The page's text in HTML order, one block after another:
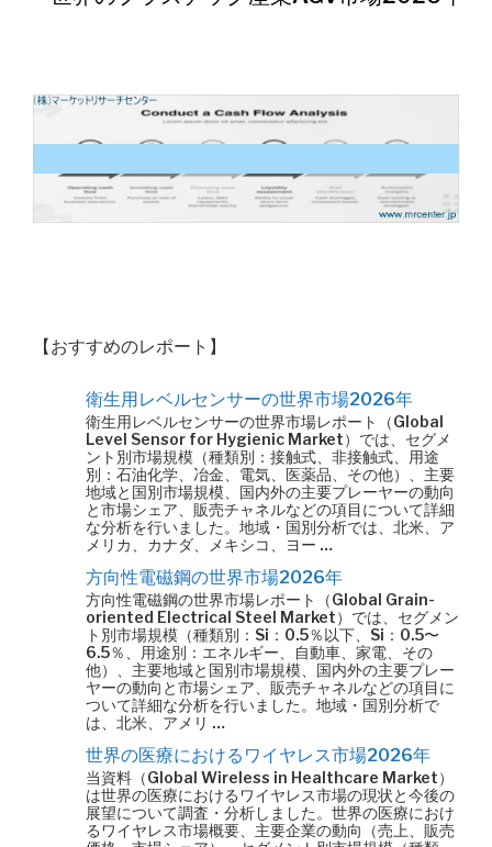
【おすすめのレポート】
衛生用レベルセンサーの世界市場2026年
衛生用レベルセンサーの世界市場レポート（Global
Level Sensor for Hygienic Market）では、セグメ
ント別市場規模（種類別：接触式、非接触式、用途
別：石油化学、冶金、電気、医薬品、その他）、主要
地域と国別市場規模、国内外の主要プレーヤーの動向
と市場シェア、販売チャネルなどの項目について詳細
な分析を行いました。地域・国別分析では、北米、ア
メリカ、カナダ、メキシコ、ヨー …
方向性電磁鋼の世界市場2026年
方向性電磁鋼の世界市場レポート（Global Grain-
oriented Electrical Steel Market）では、セグメン
ト別市場規模（種類別：Si：0.5％以下、Si：0.5〜
6.5％、用途別：エネルギー、自動車、家電、その
他）、主要地域と国別市場規模、国内外の主要プレー
ヤーの動向と市場シェア、販売チャネルなどの項目に
ついて詳細な分析を行いました。地域・国別分析で
は、北米、アメリ …
世界の医療におけるワイヤレス市場2026年
当資料（Global Wireless in Healthcare Market）
は世界の医療におけるワイヤレス市場の現状と今後の
展望について調査・分析しました。世界の医療におけ
るワイヤレス市場概要、主要企業の動向（売上、販売